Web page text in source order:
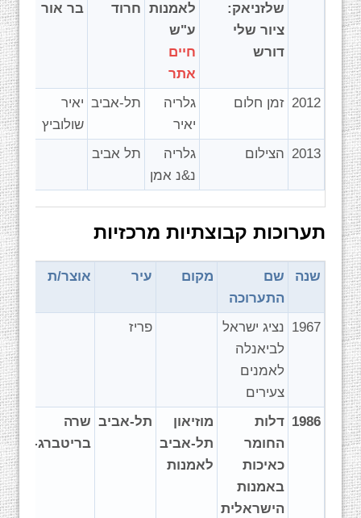
שלזניאק:
ציור שלי
דורש
לאמנות
ע"ש
חיים
אתר
חרוד
בר אור
2012 זמן חלום
גלריה
יאיר
תל-אביב יאיר
שולוביץ
2013 הצילום
גלריה
נ&נ אמן
תל אביב
תערוכות קבוצתיות מרכזיות
שנה
שם
התערוכה
מקום עיר אוצר/ת
1967 נציג ישראל
לביאנלה
לאמנים
צעירים
פריז
1986 דלות
החומר
כאיכות
באמנות
הישראלית
מוזיאון
תל-אביב
לאמנות
תל-אביב שרה
בריטברג-סמל